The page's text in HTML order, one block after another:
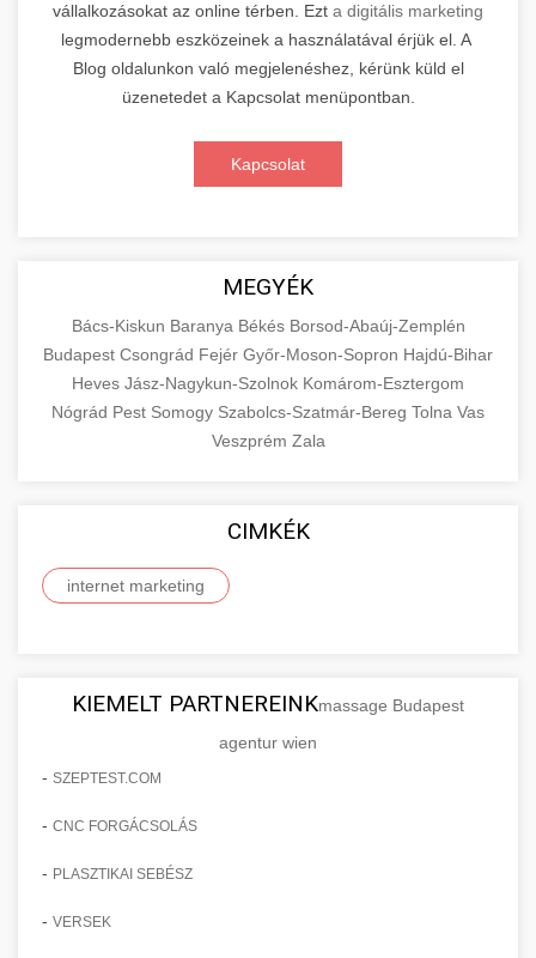
vállalkozásokat az online térben. Ezt a digitális marketing
legmodernebb eszközeinek a használatával érjük el. A
Blog oldalunkon való megjelenéshez, kérünk küld el
üzenetedet a Kapcsolat menüpontban.
Kapcsolat
MEGYÉK
Bács-Kiskun Baranya Békés Borsod-Abaúj-Zemplén
Budapest Csongrád Fejér Győr-Moson-Sopron Hajdú-Bihar
Heves Jász-Nagykun-Szolnok Komárom-Esztergom
Nógrád Pest Somogy Szabolcs-Szatmár-Bereg Tolna Vas
Veszprém Zala
CIMKÉK
internet marketing
KIEMELT PARTNEREINKmassage Budapest
agentur wien
- SZEPTEST.COM
- CNC FORGÁCSOLÁS
- PLASZTIKAI SEBÉSZ
- VERSEK